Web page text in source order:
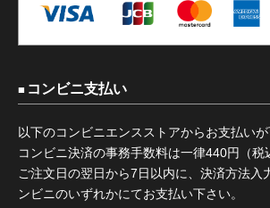
コンビニ支払い
以下のコンビニエンスストアからお支払いが
コンビニ決済の事務手数料は一律440円（税
ご注文日の翌日から7日以内に、決済方法入
ンビニのいずれかにてお支払い下さい。